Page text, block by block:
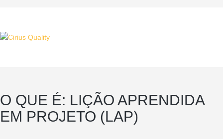
O QUE É: LIÇÃO APRENDIDA
EM PROJETO (LAP)